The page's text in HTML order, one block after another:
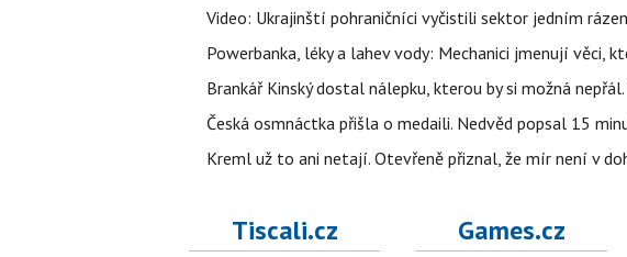
Video: Ukrajinští pohraničníci vyčistili sektor jedním
Powerbanka, léky a lahev vody: Mechanici jmenují věci,
Brankář Kinský dostal nálepku, kterou by si možná
Česká osmnáctka přišla o medaili. Nedvěd popsal 15
Kreml už to ani netají. Otevřeně přiznal, že mír není v
Tiscali.cz Games.cz